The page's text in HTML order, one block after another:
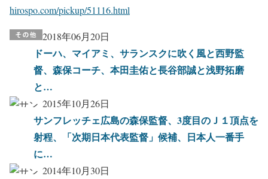
hirospo.com/pickup/51116.html
2018年06月20日
ドーハ、マイアミ、サランスクに吹く風と西野監
督、森保コーチ、本田圭佑と長谷部誠と浅野拓磨
と…
2015年10月26日
サンフレッチェ広島の森保監督、3度目のＪ１頂点を
射程、「次期日本代表監督」候補、日本人一番手
に…
2014年10月30日